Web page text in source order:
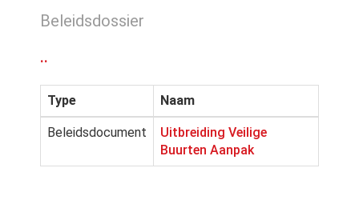
Beleidsdossier
..
Type Naam
Beleidsdocument
Uitbreiding Veilige
Buurten Aanpak